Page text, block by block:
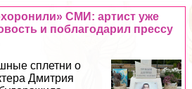
СМИ: артист уже
и поблагодарил прессу
сплетни о
Дмитрия